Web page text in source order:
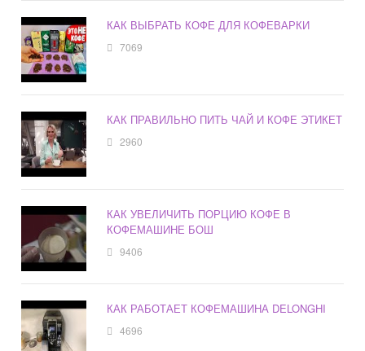
КАК ВЫБРАТЬ КОФЕ ДЛЯ КОФЕВАРКИ
7069
КАК ПРАВИЛЬНО ПИТЬ ЧАЙ И КОФЕ ЭТИКЕТ
2960
КАК УВЕЛИЧИТЬ ПОРЦИЮ КОФЕ В
КОФЕМАШИНЕ БОШ
9406
КАК РАБОТАЕТ КОФЕМАШИНА DELONGHI
4696